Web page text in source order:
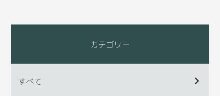
カテゴリー
すべて